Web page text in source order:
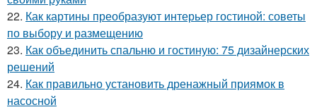
22. Как картины преобразуют интерьер гостиной: советы
по выбору и размещению
23. Как объединить спальню и гостиную: 75 дизайнерских
решений
24. Как правильно установить дренажный приямок в
насосной